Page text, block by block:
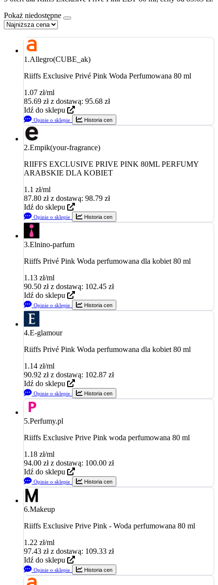
Pokaż niedostępne
1.Allegro(CUBE_ak)
Riiffs Exclusive Privé Pink Woda Perfumowana 80 ml
1.07 zł/ml
85.69 zł z dostawą: 95.68 zł
Idź do sklepu
Opinie o sklepie Historia cen
2.Empik(your-fragrance)
RIIFFS EXCLUSIVE PRIVE PINK 80ML PERFUMY
ARABSKIE DLA KOBIET
1.1 zł/ml
87.80 zł z dostawą: 98.79 zł
Idź do sklepu
Opinie o sklepie Historia cen
3.Elnino-parfum
Riiffs Privé Pink Woda perfumowana dla kobiet 80 ml
1.13 zł/ml
90.50 zł z dostawą: 102.45 zł
Idź do sklepu
Opinie o sklepie Historia cen
4.E-glamour
Riiffs Privé Pink Woda perfumowana dla kobiet 80 ml
1.14 zł/ml
90.92 zł z dostawą: 102.87 zł
Idź do sklepu
Opinie o sklepie Historia cen
5.Perfumy.pl
Riiffs Exclusive Prive Pink woda perfumowana 80 ml
1.18 zł/ml
94.00 zł z dostawą: 100.00 zł
Idź do sklepu
Opinie o sklepie Historia cen
6.Makeup
Riiffs Exclusive Prive Pink - Woda perfumowana 80 ml
1.22 zł/ml
97.43 zł z dostawą: 109.33 zł
Idź do sklepu
Opinie o sklepie Historia cen